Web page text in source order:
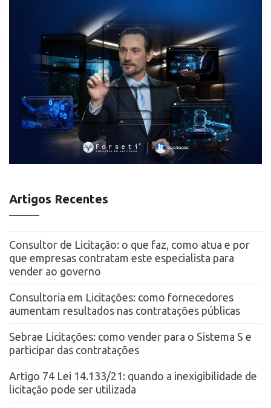
Artigos Recentes
Consultor de Licitação: o que faz, como atua e por
que empresas contratam este especialista para
vender ao governo
Consultoria em Licitações: como fornecedores
aumentam resultados nas contratações públicas
Sebrae Licitações: como vender para o Sistema S e
participar das contratações
Artigo 74 Lei 14.133/21: quando a inexigibilidade de
licitação pode ser utilizada